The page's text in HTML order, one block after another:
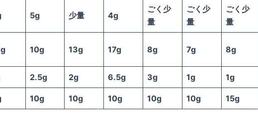
5g 少量 4g
ごく少
量
ごく少
量
ごく少
量
10g 13g 17g 8g 7g 8g
2.5g 2g 6.5g 3g 1g 1g
10g 10g 10g 10g 10g 15g